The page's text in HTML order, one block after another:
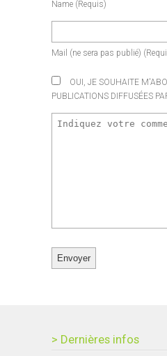
Name (requis)
Mail (ne sera pas publié)
OUI, JE SOUHAITE
PUBLICATIONS DIFFUSÉES
> Dernières infos